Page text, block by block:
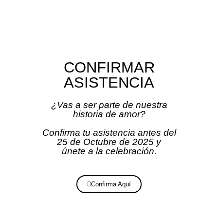
CONFIRMAR
ASISTENCIA
¿Vas a ser parte de nuestra
historia de amor?
Confirma tu asistencia antes del
25 de Octubre de 2025 y
únete a la celebración.
Confirma Aquí